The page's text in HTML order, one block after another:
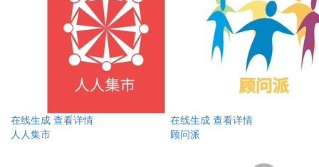
在线生成 查看详情
人人集市
在线生成 查看详情
顾问派